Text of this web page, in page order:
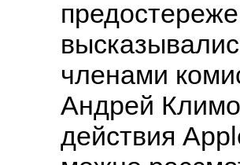
членами
Андрей
действия